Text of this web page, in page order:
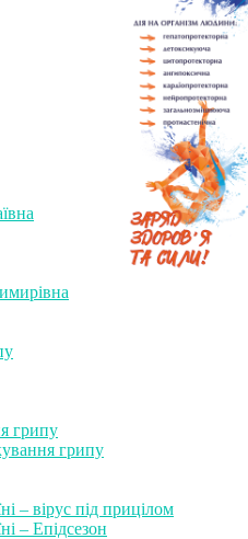
грипу
грипу
– вірус під прицілом
– Епідсезон